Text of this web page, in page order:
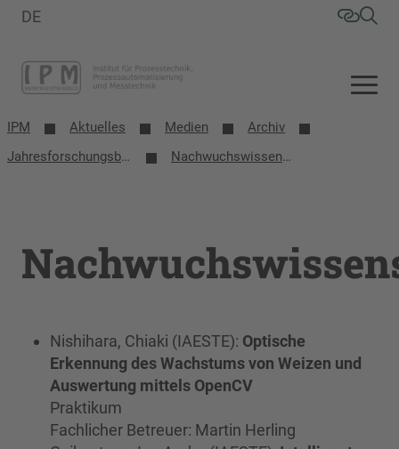
DE
IPM Aktuelles Medien
Archiv
Jahresforschungsbericht 2022
Nachwuchswissenschaftler
Nishihara, Chiaki (IAESTE): Optische
Erkennung des Wachstums von Weizen und
Auswertung mittels OpenCV
Praktikum
Fachlicher Betreuer: Martin Herling